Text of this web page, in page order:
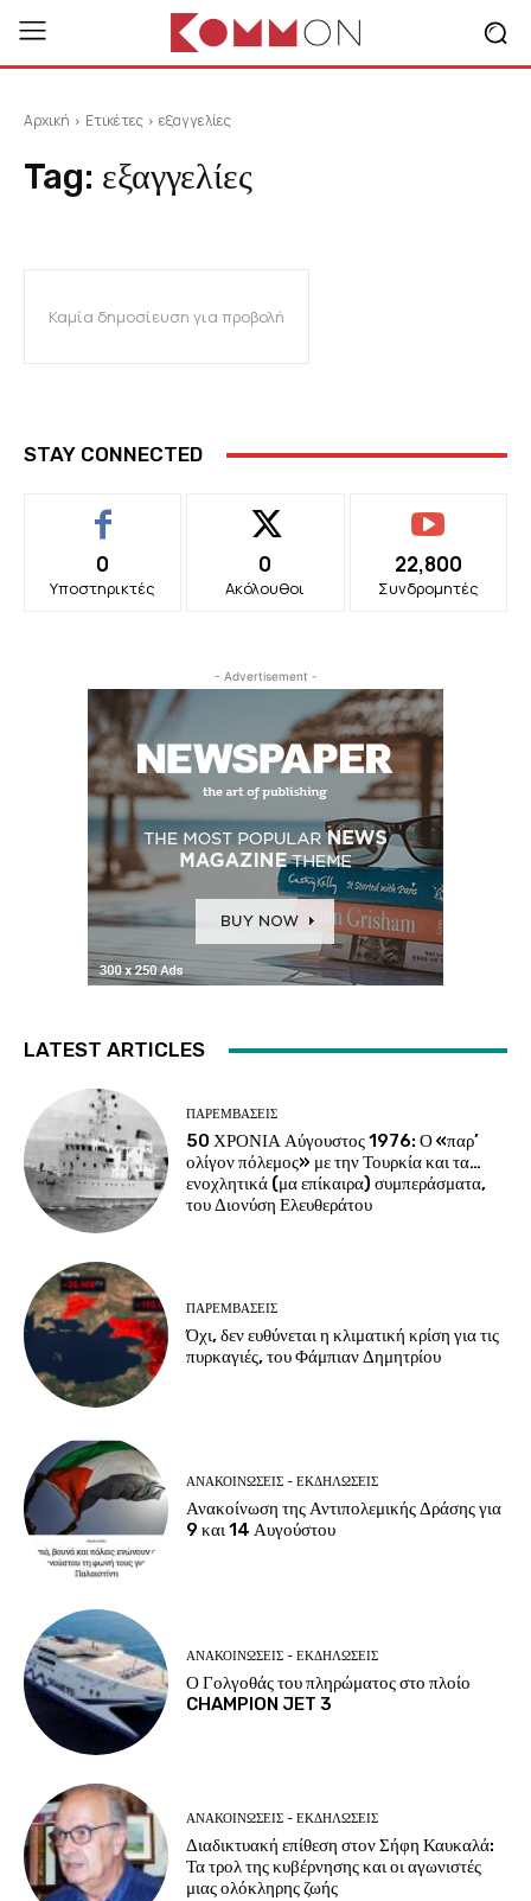
Αρχική Ετικέτες εξαγγελίες
Tag: εξαγγελίες
Καμία δημοσίευση για προβολή
STAY CONNECTED
0
Υποστηρικτές
0
Ακόλουθοι
22,800
Συνδρομητές
- Advertisement -
LATEST ARTICLES
ΠΑΡΕΜΒΑΣΕΙΣ
50 ΧΡΟΝΙΑ Αύγουστος 1976: Ο «παρ’
ολίγον πόλεμος» με την Τουρκία και τα…
ενοχλητικά (μα επίκαιρα) συμπεράσματα,
του Διονύση Ελευθεράτου
ΠΑΡΕΜΒΑΣΕΙΣ
Όχι, δεν ευθύνεται η κλιματική κρίση για τις
πυρκαγιές, του Φάμπιαν Δημητρίου
ΑΝΑΚΟΙΝΩΣΕΙΣ - ΕΚΔΗΛΩΣΕΙΣ
Ανακοίνωση της Αντιπολεμικής Δράσης για
9 και 14 Αυγούστου
ΑΝΑΚΟΙΝΩΣΕΙΣ - ΕΚΔΗΛΩΣΕΙΣ
Ο Γολγοθάς του πληρώματος στο πλοίο
CHAMPION JET 3
ΑΝΑΚΟΙΝΩΣΕΙΣ - ΕΚΔΗΛΩΣΕΙΣ
Διαδικτυακή επίθεση στον Σήφη Καυκαλά:
Τα τρολ της κυβέρνησης και οι αγωνιστές
μιας ολόκληρης ζωής